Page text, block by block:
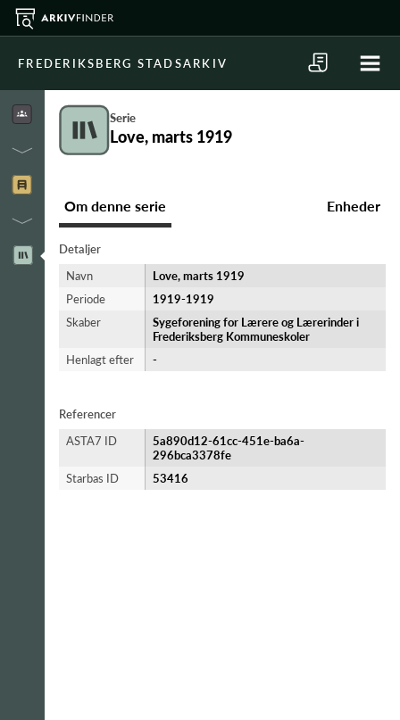
FREDERIKSBERG STADSARKIV
Serie
Love, marts 1919
Om denne serie Enheder
Detaljer
Navn
Love, marts 1919
Periode
1919-​1919
Skaber
Sygeforening for Lærere og Lærerinder i
Frederiksberg Kommuneskoler
Henlagt efter
-
Referencer
ASTA7 ID
5a890d12-61cc-451e-ba6a-
296bca3378fe
Starbas ID
53416